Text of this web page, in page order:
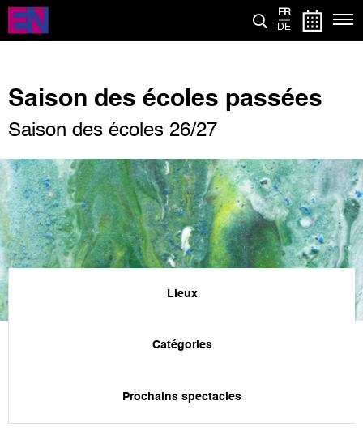
Aller
contenu
FR
DE
Saison des écoles passées
Saison des écoles 26/27
Lieux
Catégories
Prochains spectacles